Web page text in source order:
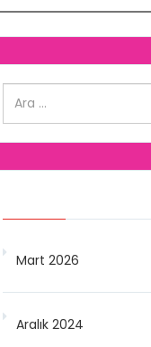
Mart 2026
Aralık 2024